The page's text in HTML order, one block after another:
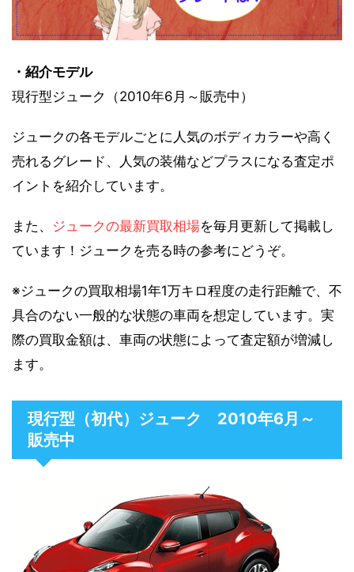
・紹介モデル
現行型ジューク（2010年6月～販売中）
ジュークの各モデルごとに人気のボディカラーや高く
売れるグレード、人気の装備などプラスになる査定ポ
イントを紹介しています。
また、 ジュークの最新買取相場を毎月更新して掲載し
ています！ジュークを売る時の参考にどうぞ。
※ジュークの買取相場1年1万キロ程度の走行距離で、不
具合のない一般的な状態の車両を想定しています。実
際の買取金額は、車両の状態によって査定額が増減し
ます。
現行型（初代）ジューク 2010年6月～
販売中